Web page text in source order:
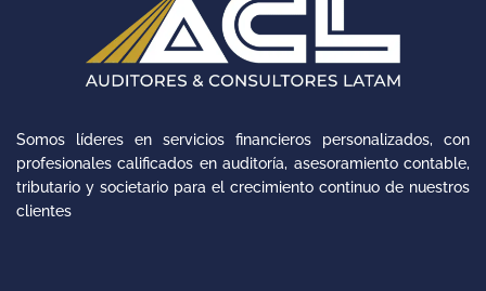
Somos líderes en servicios financieros personalizados, con
profesionales calificados en auditoría, asesoramiento contable,
tributario y societario para el crecimiento continuo de nuestros
clientes